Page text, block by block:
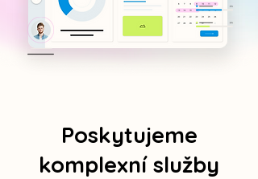
Poskytujeme
komplexní služby